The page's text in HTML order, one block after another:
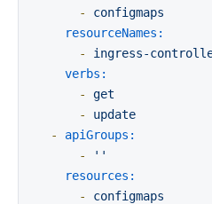
-
configmaps
resourceNames:
-
ingress-
verbs:
-
get
-
update
-
apiGroups:
-
''
resources:
-
configmaps